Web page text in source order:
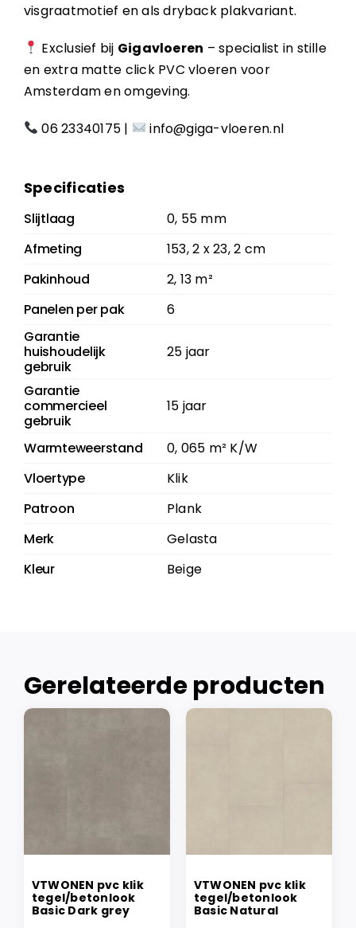
visgraatmotief en als dryback plakvariant.
Exclusief bij Gigavloeren – specialist in stille
en extra matte click PVC vloeren voor
Amsterdam en omgeving.
06 23340175 | info@giga-vloeren.nl
Specificaties
Slijtlaag
0, 55 mm
Afmeting
153, 2 x 23, 2 cm
Pakinhoud
2, 13 m²
Panelen per pak
6
Garantie
huishoudelijk
gebruik
25 jaar
Garantie
commercieel
gebruik
15 jaar
Warmteweerstand
0, 065 m² K/W
Vloertype
Klik
Patroon
Plank
Merk
Gelasta
Kleur
Beige
Gerelateerde producten
VTWONEN pvc klik
tegel/betonlook
Basic Dark grey
VTWONEN pvc klik
tegel/betonlook
Basic Natural